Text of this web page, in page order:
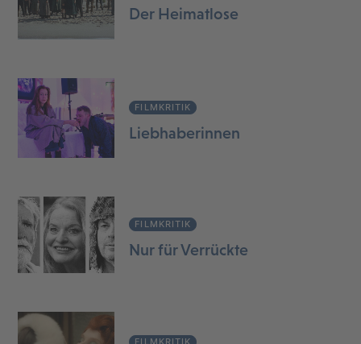
Der Heimatlose
FILMKRITIK
Liebhaberinnen
FILMKRITIK
Nur für Verrückte
FILMKRITIK